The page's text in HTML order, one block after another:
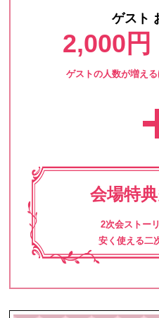
ゲスト
2,000
ゲストの人数が増え
会場特
2次会ストー
安く使える二